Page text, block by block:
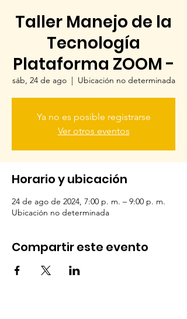
Taller Manejo de la
Tecnología
Plataforma ZOOM -
sáb, 24 de ago
  |
Ubicación no determinada
Ya no es posible registrarse
Ver otros eventos
Horario y ubicación
24 de ago de 2024, 7:00 p. m. – 9:00 p. m.
Ubicación no determinada
Compartir este evento